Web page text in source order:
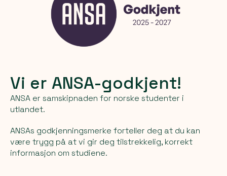
Vi er ANSA-godkjent!
ANSA er samskipnaden for norske studenter i
utlandet.
ANSAs godkjenningsmerke forteller deg at du kan
være trygg på at vi gir deg tilstrekkelig, korrekt
informasjon om studiene.